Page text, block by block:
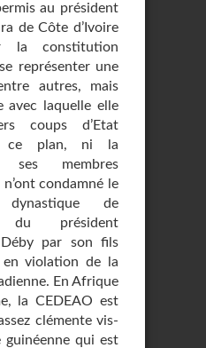
au président
de Côte d’Ivoire
la constitution
représenter une
autres, mais
avec laquelle elle
coups d’Etat
ce plan, ni la
ses membres
condamné le
de
du président
par son fils
en violation de la
En Afrique
la CEDEAO est
clémente vis-
qui est